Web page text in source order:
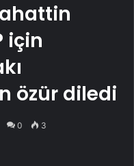
için
özür diledi
0 3